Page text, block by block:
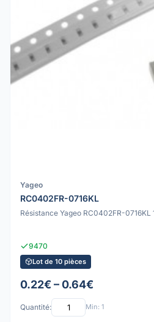
Yageo
RC0402FR-0716KL
Résistance Yageo RC0402FR-0716KL
9470
Lot de 10 pièces
0.22€ – 0.64€
Quantité: Min: 1